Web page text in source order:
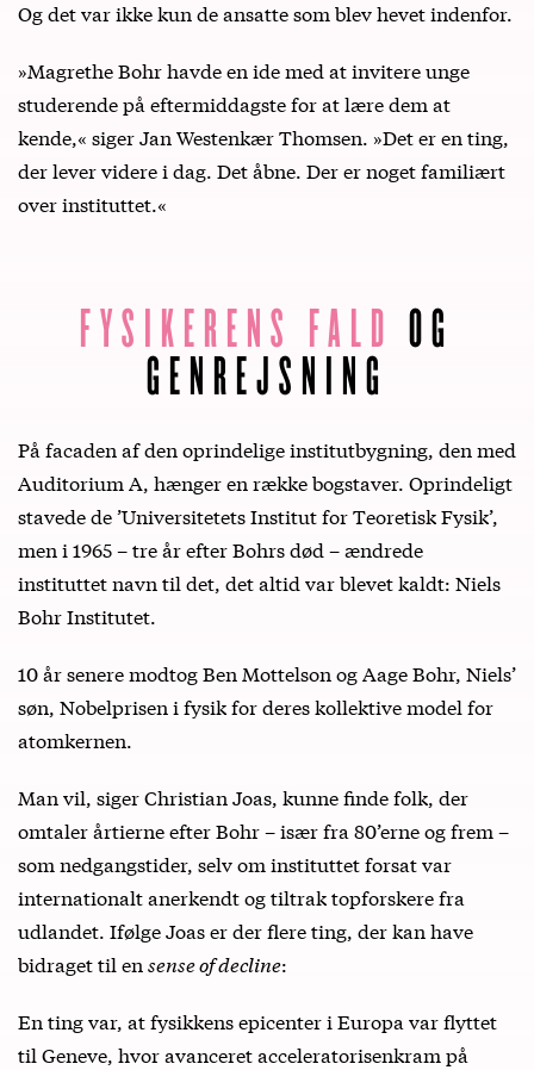
Og det var ikke kun de ansatte som blev hevet indenfor.
»Magrethe Bohr havde en ide med at invitere unge
studerende på eftermiddagste for at lære dem at
kende,« siger Jan Westenkær Thomsen. »Det er en ting,
der lever videre i dag. Det åbne. Der er noget familiært
over instituttet.«
FYSIKERENS FALD OG
GENREJSNING
På facaden af den oprindelige institutbygning, den med
Auditorium A, hænger en række bogstaver. Oprindeligt
stavede de ’Universitetets Institut for Teoretisk Fysik’,
men i 1965 – tre år efter Bohrs død – ændrede
instituttet navn til det, det altid var blevet kaldt: Niels
Bohr Institutet.
10 år senere modtog Ben Mottelson og Aage Bohr, Niels’
søn, Nobelprisen i fysik for deres kollektive model for
atomkernen.
Man vil, siger Christian Joas, kunne finde folk, der
omtaler årtierne efter Bohr – især fra 80’erne og frem –
som nedgangstider, selv om instituttet forsat var
internationalt anerkendt og tiltrak topforskere fra
udlandet. Ifølge Joas er der flere ting, der kan have
bidraget til en sense of decline:
En ting var, at fysikkens epicenter i Europa var flyttet
til Geneve, hvor avanceret acceleratorisenkram på